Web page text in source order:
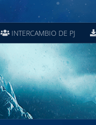
INTERCAMBIO DE PJ